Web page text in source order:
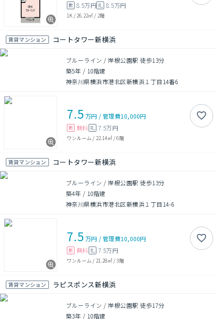
敷 8.5万円礼 8.5万円
1K / 26.22㎡ / 2階
賃貸マンション コートタワー新横浜
ブルーライン / 岸根公園駅 徒歩13分
築5年 / 10階建
神奈川県横浜市港北区新横浜１丁目14番6
7.5 万円 /管理費10,000円
敷 無料 礼 7.5万円
ワンルーム / 22.14㎡/6階
賃貸マンション コートタワー新横浜
ブルーライン / 岸根公園駅 徒歩13分
築4年 / 10階建
神奈川県横浜市港北区新横浜１丁目14-6
7.5 万円 /管理費10,000円
敷 無料 礼 7.5万円
ワンルーム / 21.28㎡/3階
賃貸マンション ラピスポンス新横浜
ブルーライン / 岸根公園駅 徒歩17分
築3年 / 10階建